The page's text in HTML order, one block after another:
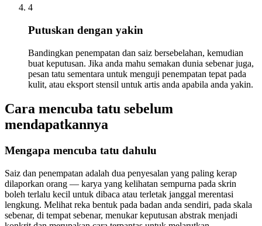
4
Putuskan dengan yakin
Bandingkan penempatan dan saiz bersebelahan, kemudian
buat keputusan. Jika anda mahu semakan dunia sebenar juga,
pesan tatu sementara untuk menguji penempatan tepat pada
kulit, atau eksport stensil untuk artis anda apabila anda yakin.
Cara mencuba tatu sebelum
mendapatkannya
Mengapa mencuba tatu dahulu
Saiz dan penempatan adalah dua penyesalan yang paling kerap
dilaporkan orang — karya yang kelihatan sempurna pada skrin
boleh terlalu kecil untuk dibaca atau terletak janggal merentasi
lengkung. Melihat reka bentuk pada badan anda sendiri, pada skala
sebenar, di tempat sebenar, menukar keputusan abstrak menjadi